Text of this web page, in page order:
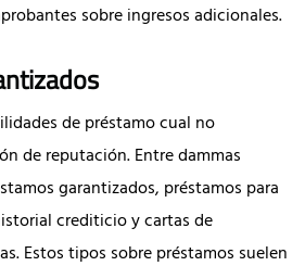
sobre ingresos adicionales.
de préstamo cual no
de reputación. Entre dammas
garantizados, préstamos para
crediticio y cartas de
Estos tipos sobre préstamos suelen